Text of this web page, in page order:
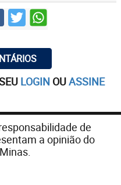
LOGIN OUASSINE
de
a opinião do